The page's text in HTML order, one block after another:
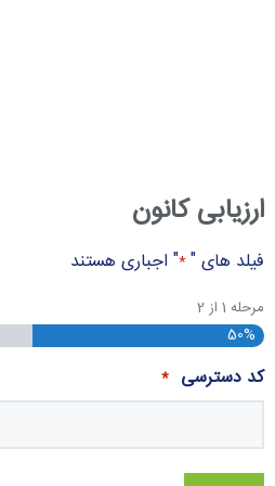
ارزیابی کانون
فیلد های "*" اجباری هستند
مرحله 1 از2
50%
کد دسترسی *